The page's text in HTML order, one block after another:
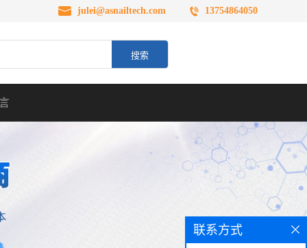
julei@asnailtech.com 13754864050
联系方式